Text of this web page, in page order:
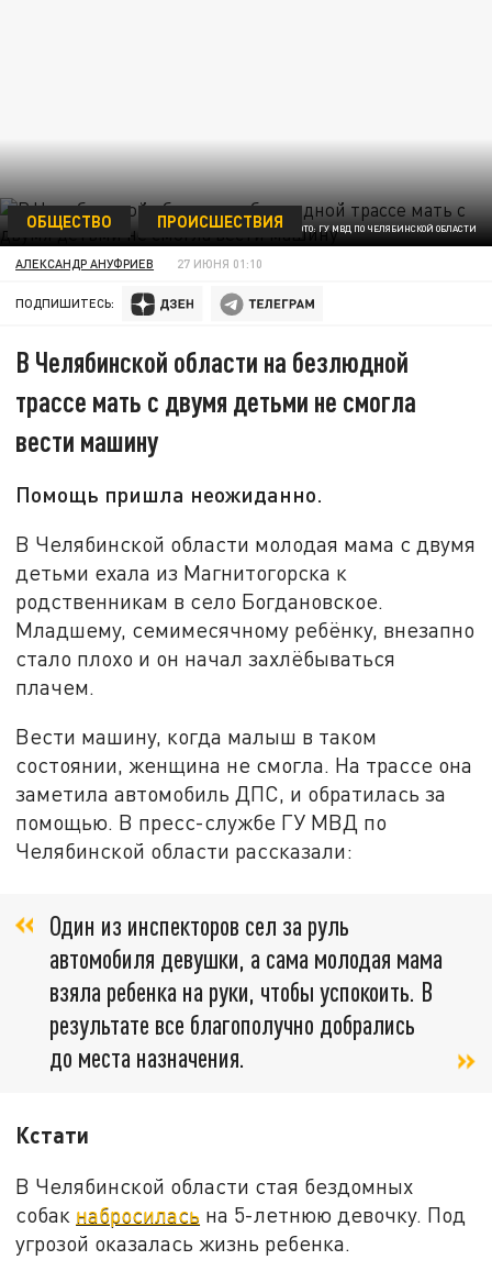
ФОТО: ГУ МВД ПО ЧЕЛЯБИНСКОЙ ОБЛАСТИ
ОБЩЕСТВО ПРОИСШЕСТВИЯ
АЛЕКСАНДР АНУФРИЕВ 27 ИЮНЯ 01:10
ПОДПИШИТЕСЬ:
В Челябинской области на безлюдной
трассе мать с двумя детьми не смогла
вести машину
Помощь пришла неожиданно.
В Челябинской области молодая мама с двумя
детьми ехала из Магнитогорска к
родственникам в село Богдановское.
Младшему, семимесячному ребёнку, внезапно
стало плохо и он начал захлёбываться
плачем.
Вести машину, когда малыш в таком
состоянии, женщина не смогла. На трассе она
заметила автомобиль ДПС, и обратилась за
помощью. В пресс-службе ГУ МВД по
Челябинской области рассказали:
Один из инспекторов сел за руль
автомобиля девушки, а сама молодая мама
взяла ребенка на руки, чтобы успокоить. В
результате все благополучно добрались
до места назначения.
Кстати
В Челябинской области стая бездомных
собак набросилась на 5-летнюю девочку. Под
угрозой оказалась жизнь ребенка.